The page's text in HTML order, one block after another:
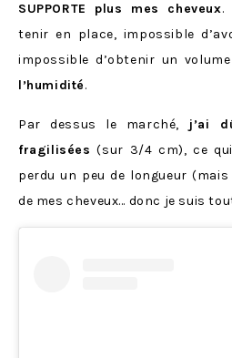
SUPPORTE plus mes cheveux.
tenir en place, impossible
impossible d’obtenir un volume
l’humidité.
Par dessus le marché,
j’ai
fragilisées (sur 3/4 cm), ce
perdu un peu de longueur
de mes cheveux… donc je suis